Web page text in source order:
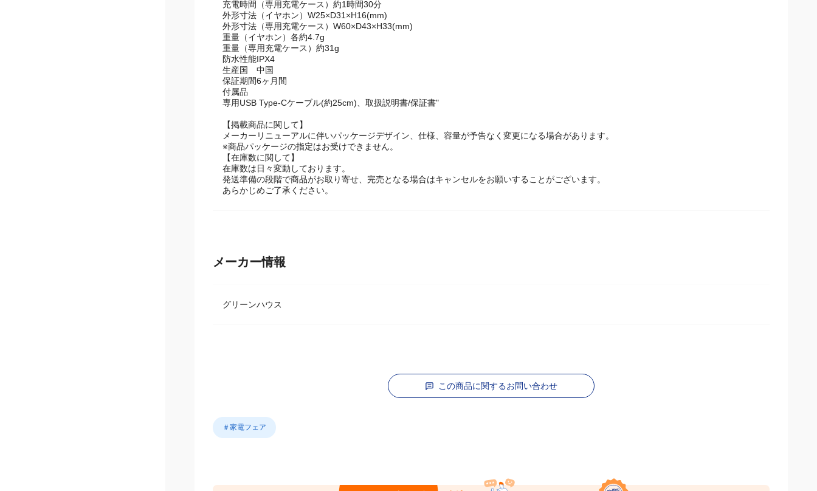
充電時間（イヤホン）約1時間30分
充電時間（専用充電ケース）約1時間30分
外形寸法（イヤホン）W25×D31×H16(mm)
外形寸法（専用充電ケース）W60×D43×H33(mm)
重量（イヤホン）各約4.7g
重量（専用充電ケース）約31g
防水性能IPX4
生産国 中国
保証期間6ヶ月間
付属品
【掲載商品に関して】
メーカーリニューアルに伴いパッケージデザイン、仕様、容量が予告なく変更になる場合があります。
※商品パッケージの指定はお受けできません。
【在庫数に関して】
在庫数は日々変動しております。
発送準備の段階で商品がお取り寄せ、完売となる場合はキャンセルをお願いすることがございます。
この商品に関するお問い合わせ
＃家電フェア